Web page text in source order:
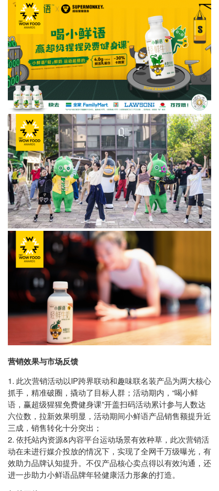
营销效果与市场反馈
1. 此次营销活动以IP跨界联动和趣味联名装产品为两大核心
抓手，精准破圈，撬动了目标人群；活动期内，“喝小鲜
语，赢超级猩猩免费健身课”开盖扫码活动累计参与人数达
六位数，拉新效果明显，活动期间小鲜语产品销售额提升近
三成，销售转化十分突出；
2. 依托站内资源&内容平台运动场景有效种草，此次营销活
动在未进行媒介投放的情况下，实现了全网千万级曝光，有
效助力品牌认知提升。不仅产品核心卖点得以有效沟通，还
进一步助力小鲜语品牌年轻健康活力形象的打造。